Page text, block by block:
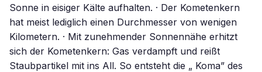
Sonne in eisiger Kälte aufhalten. · Der Kometenkern
hat meist lediglich einen Durchmesser von wenigen
Kilometern. · Mit zunehmender Sonnennähe erhitzt
sich der Kometenkern: Gas verdampft und reißt
Staubpartikel mit ins All. So entsteht die „ Koma” des